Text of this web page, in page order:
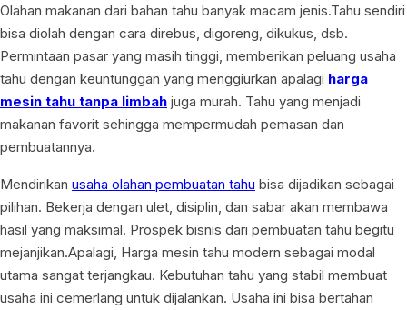
Olahan makanan dari bahan tahu banyak macam jenis.Tahu sendiri
bisa diolah dengan cara direbus, digoreng, dikukus, dsb.
Permintaan pasar yang masih tinggi, memberikan peluang usaha
tahu dengan keuntunggan yang menggiurkan apalagi harga
mesin tahu tanpa limbah juga murah. Tahu yang menjadi
makanan favorit sehingga mempermudah pemasan dan
pembuatannya.
Mendirikan usaha olahan pembuatan tahu bisa dijadikan sebagai
pilihan. Bekerja dengan ulet, disiplin, dan sabar akan membawa
hasil yang maksimal. Prospek bisnis dari pembuatan tahu begitu
mejanjikan.Apalagi, Harga mesin tahu modern sebagai modal
utama sangat terjangkau. Kebutuhan tahu yang stabil membuat
usaha ini cemerlang untuk dijalankan. Usaha ini bisa bertahan